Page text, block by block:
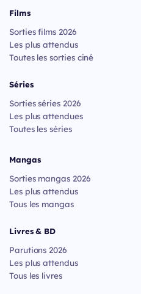
Films
Sorties films 2026
Les plus attendus
Toutes les sorties ciné
Séries
Sorties séries 2026
Les plus attendues
Toutes les séries
Mangas
Sorties mangas 2026
Les plus attendus
Tous les mangas
Livres & BD
Parutions 2026
Les plus attendus
Tous les livres